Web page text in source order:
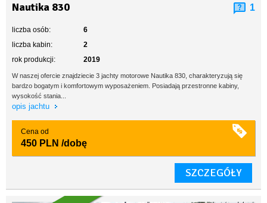
Nautika 830 1
liczba osób:
6
liczba kabin:
2
rok produkcji:
2019
W naszej ofercie znajdziecie 3 jachty motorowe Nautika 830, charakteryzują się
bardzo bogatym i komfortowym wyposażeniem. Posiadają przestronne kabiny,
wysokość stania...
opis jachtu
Cena od
450 PLN /dobę
SZCZEGÓŁY